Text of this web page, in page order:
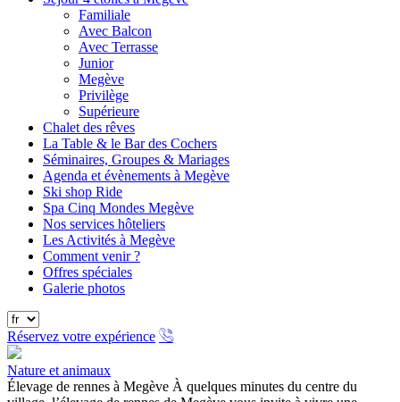
Familiale
Avec Balcon
Avec Terrasse
Junior
Megève
Privilège
Supérieure
Chalet des rêves
La Table & le Bar des Cochers
Séminaires, Groupes & Mariages
Agenda et évènements à Megève
Ski shop Ride
Spa Cinq Mondes Megève
Nos services hôteliers
Les Activités à Megève
Comment venir ?
Offres spéciales
Galerie photos
Réservez votre expérience
Nature et animaux
Élevage de rennes à Megève À quelques minutes du centre du